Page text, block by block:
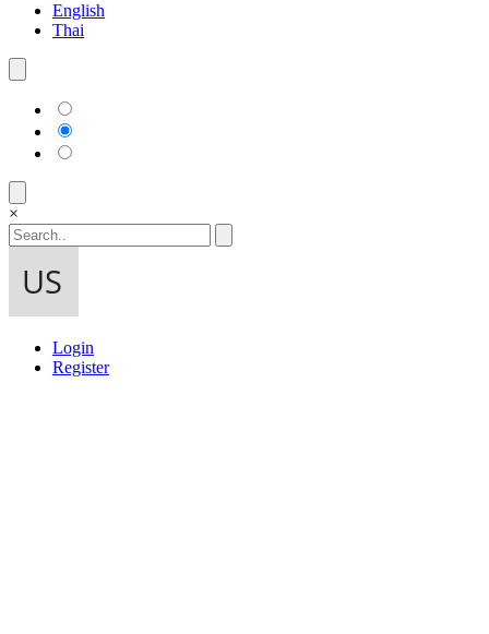
English
Thai
×
Login
Register